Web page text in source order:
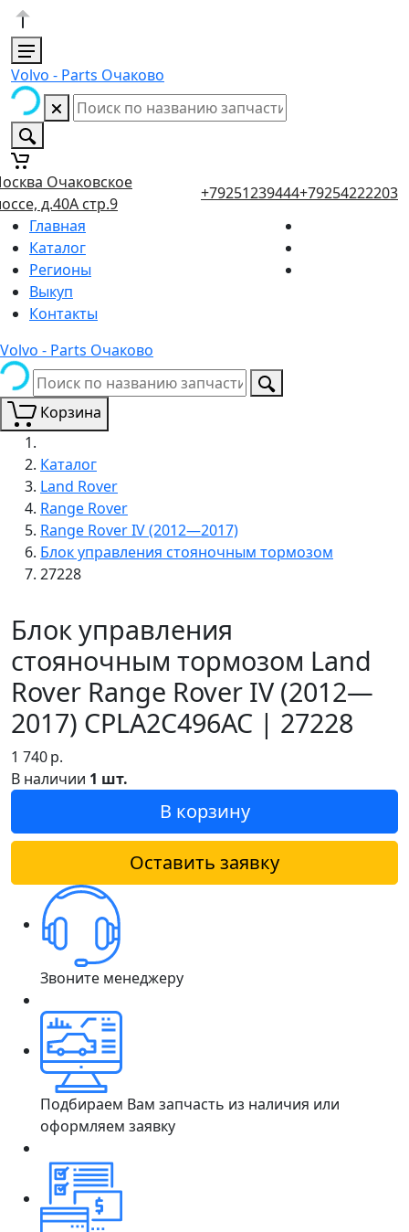
Volvo - Parts Очаково
Очаковское
д.40А стр.9
+79251239444+79254222203
Главная
Каталог
Регионы
Выкуп
Контакты
Volvo - Parts Очаково
Корзина
Каталог
Land Rover
Range Rover
Range Rover IV (2012—2017)
Блок управления стояночным тормозом
27228
Блок управления
стояночным тормозом Land
Rover Range Rover IV (2012—
2017) CPLA2C496AC | 27228
1 740р.
В наличии 1 шт.
В корзину
Оставить заявку
Звоните менеджеру
Подбираем Вам запчасть из наличия или
оформляем заявку